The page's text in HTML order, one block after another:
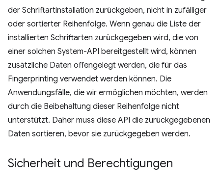
der Schriftartinstallation zurückgeben, nicht in zufälliger
oder sortierter Reihenfolge. Wenn genau die Liste der
installierten Schriftarten zurückgegeben wird, die von
einer solchen System-API bereitgestellt wird, können
zusätzliche Daten offengelegt werden, die für das
Fingerprinting verwendet werden können. Die
Anwendungsfälle, die wir ermöglichen möchten, werden
durch die Beibehaltung dieser Reihenfolge nicht
unterstützt. Daher muss diese API die zurückgegebenen
Daten sortieren, bevor sie zurückgegeben werden.
Sicherheit und Berechtigungen